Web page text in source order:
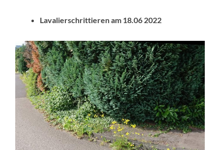
Lavalierschrittieren am 18.06 2022